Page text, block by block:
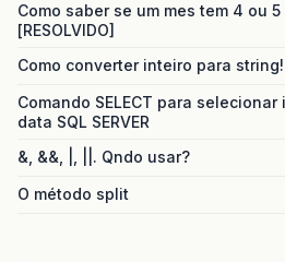
Como saber se um mes tem 4 ou
[RESOLVIDO]
Como converter inteiro para string!
Comando SELECT para
data SQL SERVER
&, &&, |, ||. Qndo usar?
O método split